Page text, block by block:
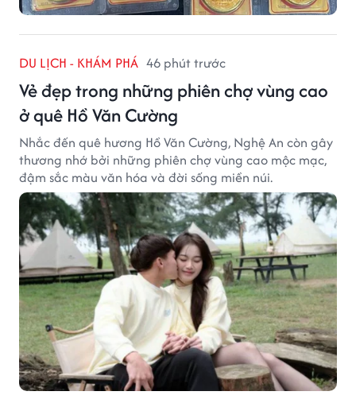
DU LỊCH - KHÁM PHÁ 46 phút trước
Vẻ đẹp trong những phiên chợ vùng cao
ở quê Hồ Văn Cường
Nhắc đến quê hương Hồ Văn Cường, Nghệ An còn gây
thương nhớ bởi những phiên chợ vùng cao mộc mạc,
đậm sắc màu văn hóa và đời sống miền núi.